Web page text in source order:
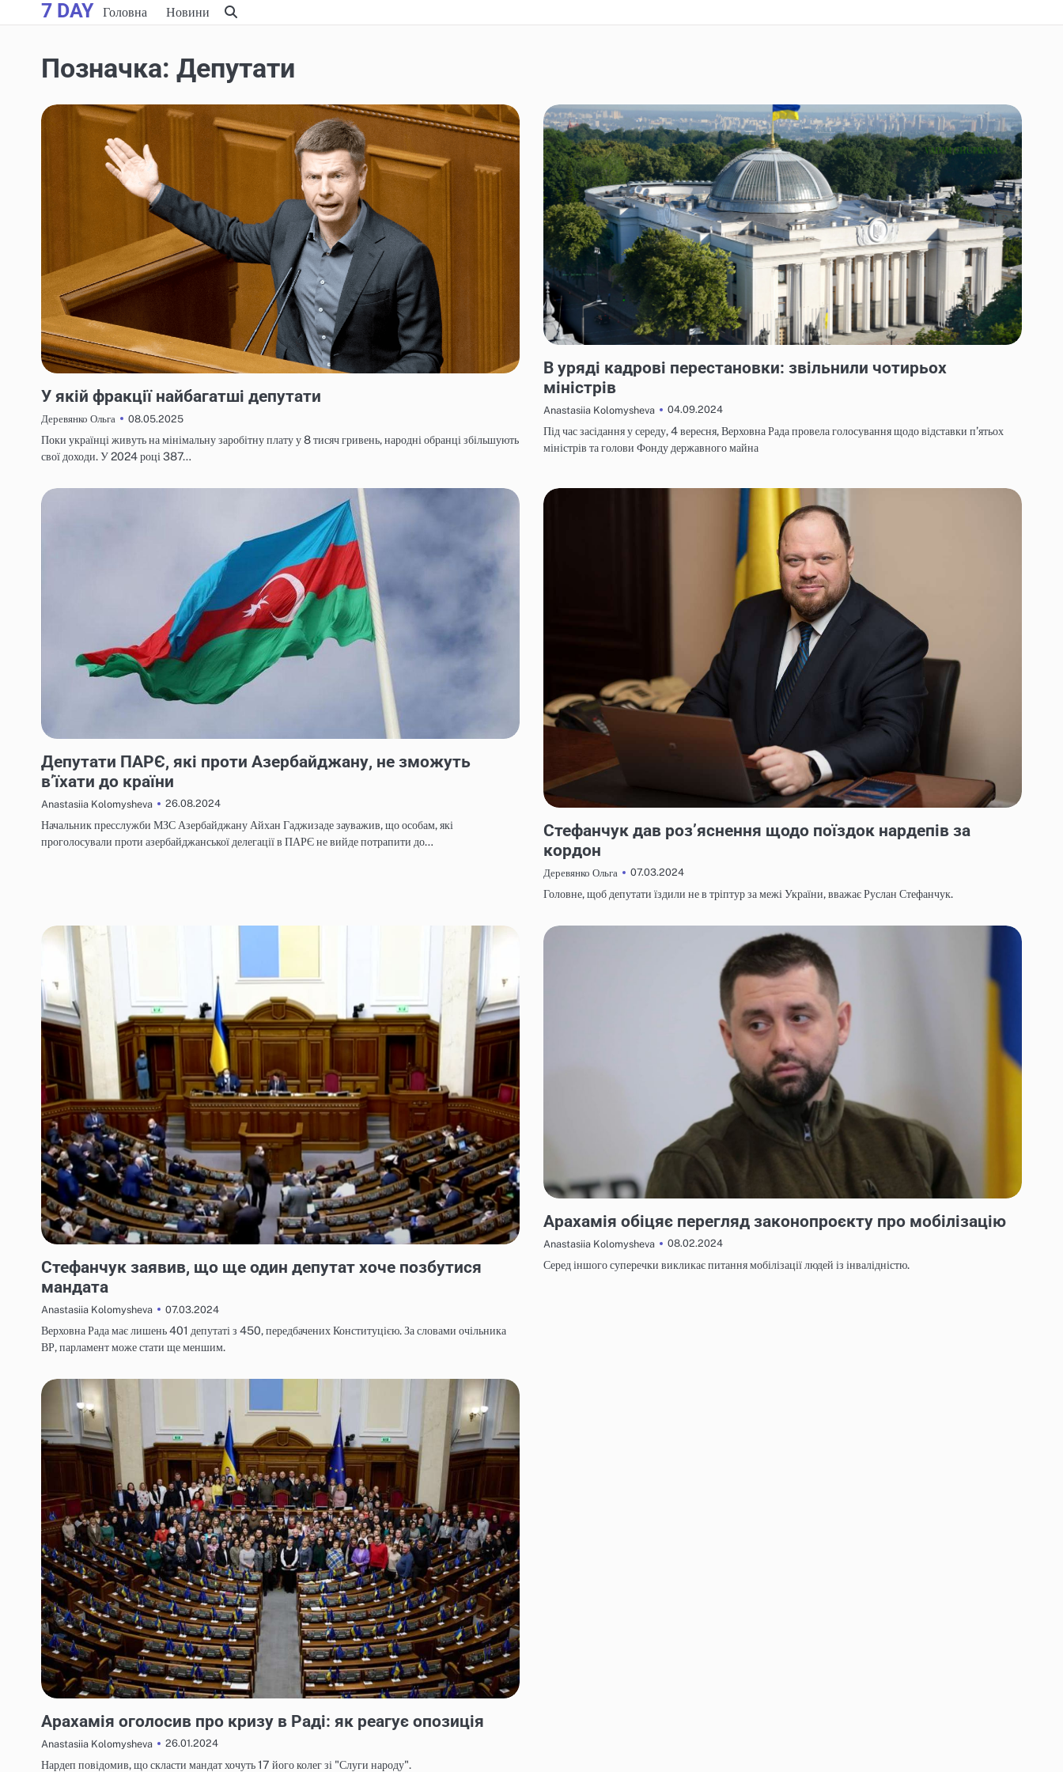
to
7 DAY Головна Новини
Позначка: Депутати
У якій фракції найбагатші депутати
Деревянко Ольга 08.05.2025
Поки українці живуть на мінімальну заробітну плату у 8 тисяч гривень, народні обранці збільшують
свої доходи. У 2024 році 387…
В уряді кадрові перестановки: звільнили чотирьох
міністрів
Anastasiia Kolomysheva 04.09.2024
Під час засідання у середу, 4 вересня, Верховна Рада провела голосування щодо відставки п’ятьох
міністрів та голови Фонду державного майна
Депутати ПАРЄ, які проти Азербайджану, не зможуть
в’їхати до країни
Anastasiia Kolomysheva 26.08.2024
Начальник пресслужби МЗС Азербайджану Айхан Гаджизаде зауважив, що особам, які
проголосували проти азербайджанської делегації в ПАРЄ не вийде потрапити до…
Стефанчук дав роз’яснення щодо поїздок нардепів за
кордон
Деревянко Ольга 07.03.2024
Головне, щоб депутати їздили не в тріптур за межі України, вважає Руслан Стефанчук.
Стефанчук заявив, що ще один депутат хоче позбутися
мандата
Anastasiia Kolomysheva 07.03.2024
Верховна Рада має лишень 401 депутаті з 450, передбачених Конституцією. За словами очільника
ВР, парламент може стати ще меншим.
Арахамія обіцяє перегляд законопроєкту про мобілізацію
Anastasiia Kolomysheva 08.02.2024
Серед іншого суперечки викликає питання мобілізації людей із інвалідністю.
Арахамія оголосив про кризу в Раді: як реагує опозиція
Anastasiia Kolomysheva 26.01.2024
Нардеп повідомив, що скласти мандат хочуть 17 його колег зі "Слуги народу".